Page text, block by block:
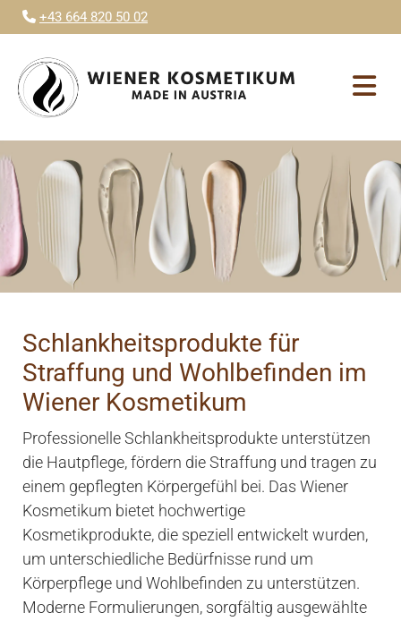
 +43 664 820 50 02
Schlankheitsprodukte für
Straffung und Wohlbefinden im
Wiener Kosmetikum
Professionelle Schlankheitsprodukte unterstützen
die Hautpflege, fördern die Straffung und tragen zu
einem gepflegten Körpergefühl bei. Das Wiener
Kosmetikum bietet hochwertige
Kosmetikprodukte, die speziell entwickelt wurden,
um unterschiedliche Bedürfnisse rund um
Körperpflege und Wohlbefinden zu unterstützen.
Moderne Formulierungen, sorgfältig ausgewählte